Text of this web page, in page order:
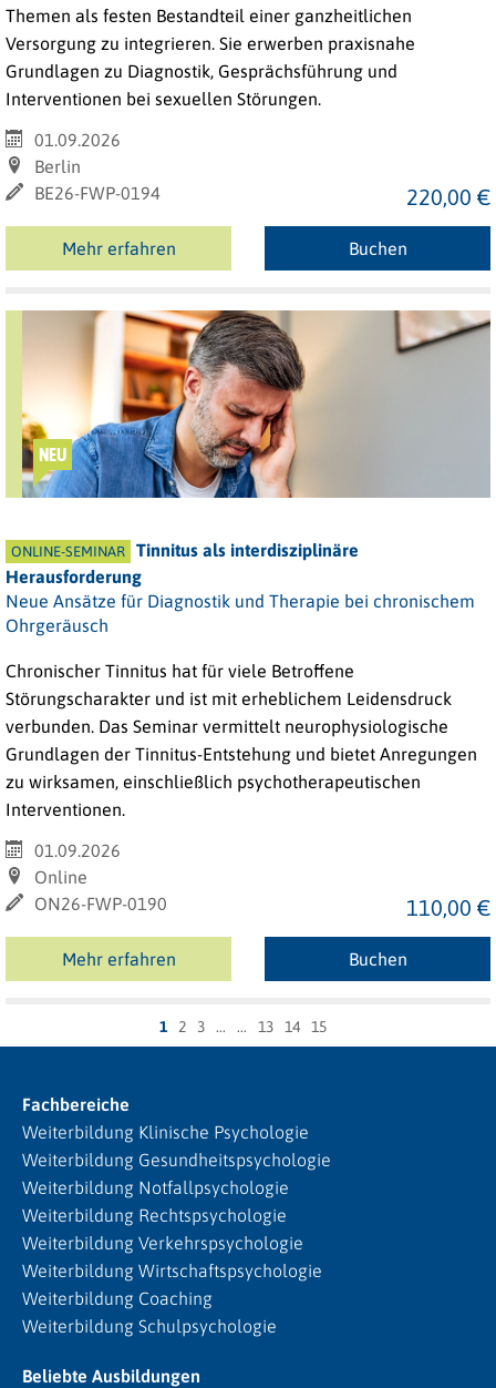
Themen als festen Bestandteil einer ganzheitlichen
Versorgung zu integrieren. Sie erwerben praxisnahe
Grundlagen zu Diagnostik, Gesprächsführung und
Interventionen bei sexuellen Störungen.
01.09.2026
Berlin
BE26-FWP-0194
220,00 €
Mehr erfahren Buchen
NEU
ONLINE-SEMINAR
Tinnitus als interdisziplinäre
Herausforderung
Neue Ansätze für Diagnostik und Therapie bei chronischem
Ohrgeräusch
Chronischer Tinnitus hat für viele Betroffene
Störungscharakter und ist mit erheblichem Leidensdruck
verbunden. Das Seminar vermittelt neurophysiologische
Grundlagen der Tinnitus-Entstehung und bietet Anregungen
zu wirksamen, einschließlich psychotherapeutischen
Interventionen.
01.09.2026
Online
ON26-FWP-0190
110,00 €
Mehr erfahren Buchen
1 2 3 13 14 15
Fachbereiche
Weiterbildung Klinische Psychologie
Weiterbildung Gesundheitspsychologie
Weiterbildung Notfallpsychologie
Weiterbildung Rechtspsychologie
Weiterbildung Verkehrspsychologie
Weiterbildung Wirtschaftspsychologie
Weiterbildung Coaching
Weiterbildung Schulpsychologie
Beliebte Ausbildungen